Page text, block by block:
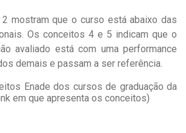
mostram que o curso está abaixo das
Os conceitos 4 e 5 indicam que o
avaliado está com uma performance
demais e passam a ser referência.
Enade dos cursos de graduação da
em que apresenta os conceitos)